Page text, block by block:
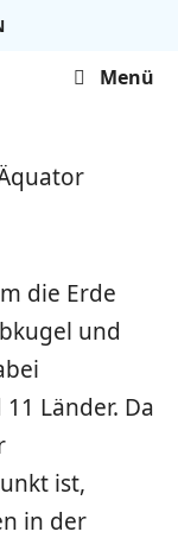
Menü
die Erde
und
Länder. Da
ist,
in der